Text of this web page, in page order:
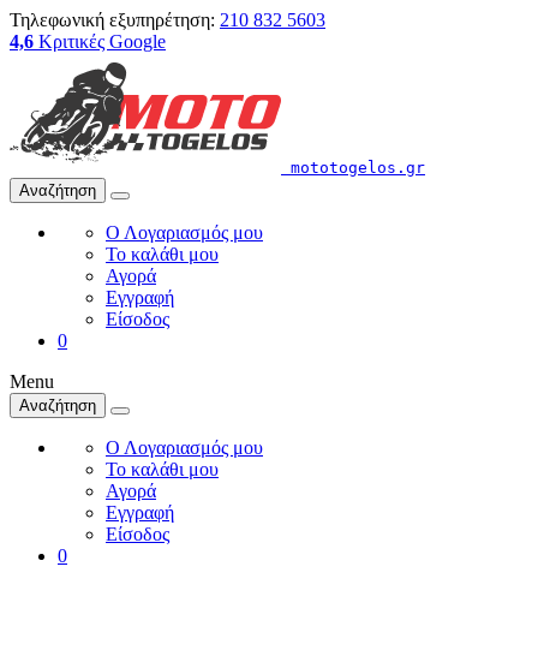
Τηλεφωνική εξυπηρέτηση: 210 832 5603
4,6 Κριτικές Google
mototogelos.gr
Αναζήτηση
Ο Λογαριασμός μου
Το καλάθι μου
Αγορά
Εγγραφή
Είσοδος
0
Menu
Αναζήτηση
Ο Λογαριασμός μου
Το καλάθι μου
Αγορά
Εγγραφή
Είσοδος
0